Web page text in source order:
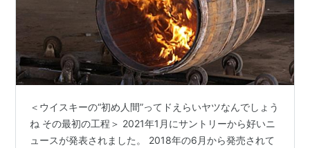
＜ウイスキーの“初め人間”ってドえらいヤツなんでしょう
ね その最初の工程＞ 2021年1月にサントリーから好いニ
ュースが発表されました。 2018年の6月から発売されて